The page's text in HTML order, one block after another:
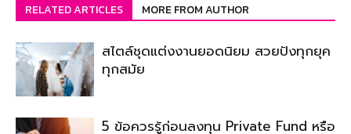
RELATED ARTICLES MORE FROM AUTHOR
สไตล์ชุดแต่งงานยอดนิยม สวยปังทุกยุค
ทุกสมัย
5 ข้อควรรู้ก่อนลงทุน Private Fund หรือ